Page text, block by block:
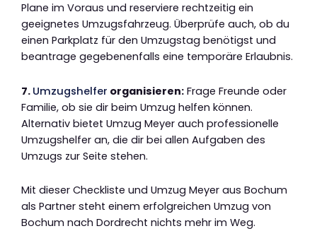
Plane im Voraus und reserviere rechtzeitig ein
geeignetes Umzugsfahrzeug. Überprüfe auch, ob du
einen Parkplatz für den Umzugstag benötigst und
beantrage gegebenenfalls eine temporäre Erlaubnis.
7. Umzugshelfer organisieren: Frage Freunde oder
Familie, ob sie dir beim Umzug helfen können.
Alternativ bietet Umzug Meyer auch professionelle
Umzugshelfer an, die dir bei allen Aufgaben des
Umzugs zur Seite stehen.
Mit dieser Checkliste und Umzug Meyer aus Bochum
als Partner steht einem erfolgreichen Umzug von
Bochum nach Dordrecht nichts mehr im Weg.